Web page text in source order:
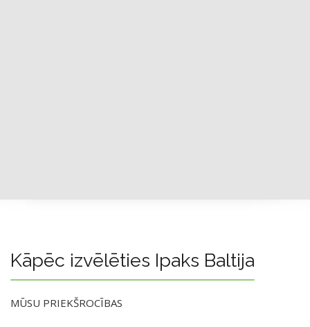
Kāpēc izvēlēties Ipaks Baltija
MŪSU PRIEKŠROCĪBAS